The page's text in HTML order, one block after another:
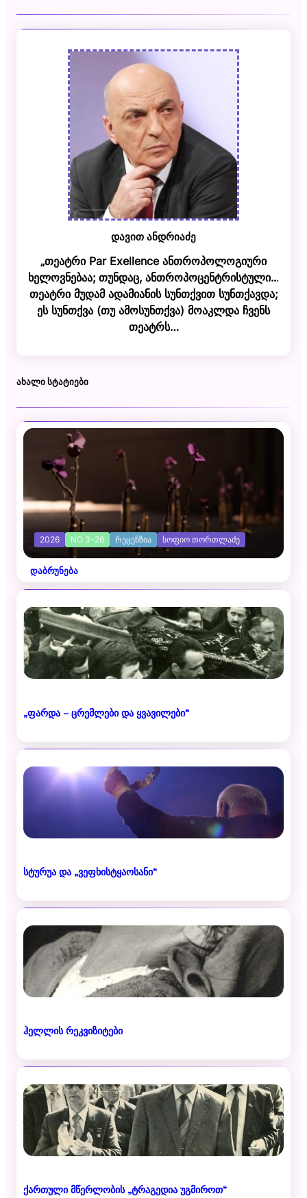
დავით ანდრიაძე
„თეატრი Par Exellence ანთროპოლოგიური
ხელოვნებაა; თუნდაც, ანთროპოცენტრისტული...
თეატრი მუდამ ადამიანის სუნთქვით სუნთქავდა;
ეს სუნთქვა (თუ ამოსუნთქვა) მოაკლდა ჩვენს
თეატრს…
ᲐᲮᲐᲚᲘ ᲡᲢᲐᲢᲘᲔᲑᲘ
2026 NO 3-26 ᲠᲔᲪᲔᲜᲖᲘᲐ ᲡᲝᲤᲘᲝ ᲗᲝᲠᲗᲚᲐᲫᲔ
დაბრუნება
„ფარდა – ცრემლები და ყვავილები“
სტურუა და „ვეფხისტყაოსანი“
ჰელლის რეკვიზიტები
ქართული მწერლობის „ტრაგედია უგმიროთ“